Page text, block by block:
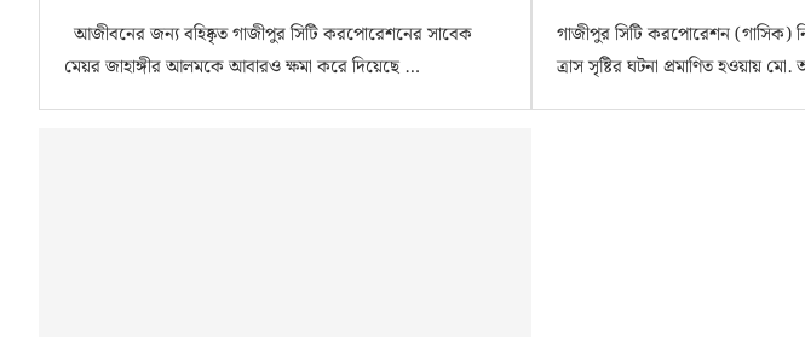
আজীবনের জন্য বহিষ্কৃত গাজীপুর সিটি করপোরেশনের সাবেক
মেয়র জাহাঙ্গীর আলমকে আবারও ক্ষমা করে দিয়েছে …
গাজীপুর সিটি করপোরেশন (গাসিক)
ত্রাস সৃষ্টির ঘটনা প্রমাণিত হওয়ায়